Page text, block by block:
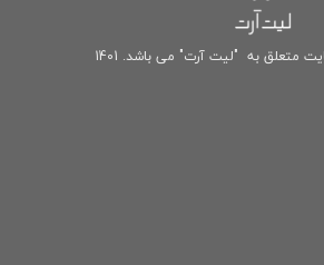
متعلق به "لیت آرت" می باشد. 1401